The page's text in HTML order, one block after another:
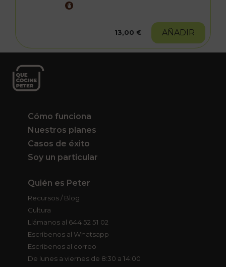
13,00 € AÑADIR
Cómo funciona
Nuestros planes
Casos de éxito
Soy un particular
Quién es Peter
Recursos / Blog
Cultura
Llámanos al 644 52 51 02
Escríbenos al Whatsapp
Escríbenos al correo
De lunes a viernes de 8:30 a 14:00